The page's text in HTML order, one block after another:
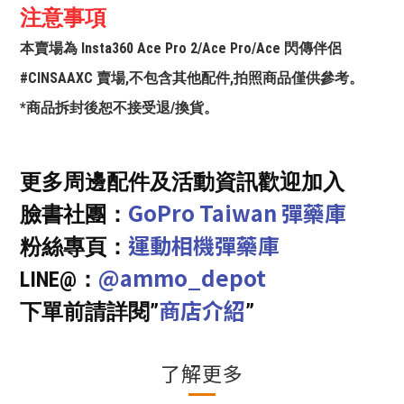
注意事項
本賣場為 Insta360 Ace Pro 2/Ace Pro/Ace 閃傳伴侶
#CINSAAXC 賣場,不包含其他配件,拍照商品僅供參考。
*商品拆封後恕不接受退/換貨。
更多周邊配件及活動資訊歡迎加入
臉書社團： GoPro Taiwan 彈藥庫
粉絲專頁： 運動相機彈藥庫
LINE@： @ammo_depot
下單前請詳閱”商店介紹”
了解更多